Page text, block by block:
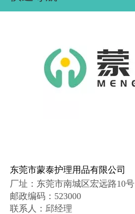
东莞市蒙泰护理用品有限公司
厂址： 东莞市南城区宏远路10号
邮政编码 ： 523000
联系人：邱经理